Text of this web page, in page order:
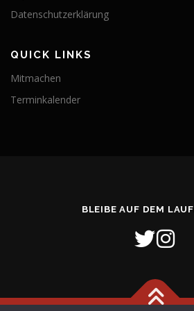
g
t
i
o
Datenschutzerklärung
QUICK LINKS
Mitmachen
Terminkalender
BLEIBE AUF DEM